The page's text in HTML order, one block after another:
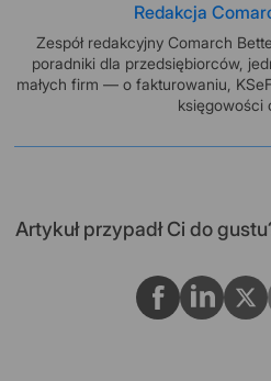
Redakcja
Zespół redakcyjny Comarch
poradniki dla przedsiębiorców,
małych firm — o fakturowaniu,
księgowości
Artykuł przypadł Ci do